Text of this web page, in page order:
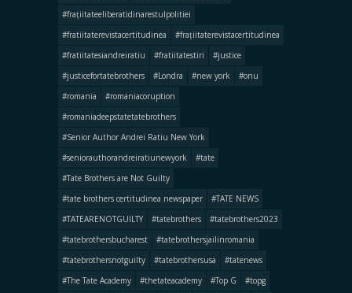
#frațiitateeliberatidinarestulpolitiei
#fratiitaterevistacertitudinea
#frațiitaterevistacertitudinea
#fratiitatesiandreiratiu
#fratiitatestiri
#justice
#justicefortatebrothers
#Londra #new york
#onu
#romania
#romaniacoruption
#romaniadeepstatetatebrothers
#Senior Author Andrei Ratiu New York
#seniorauthorandreiratiunewyork
#tate
#Tate Brothers are Not Guilty
#tate brothers certitudinea newspaper
#TATE NEWS
#TATEARENOTGUILTY
#tatebrothers
#tatebrothers2023
#tatebrothersbucharest
#tatebrothersjailinromania
#tatebrothersnotguilty
#tatebrothersusa
#tatenews
#The Tate Academy
#thetateacademy #Top G
#topg